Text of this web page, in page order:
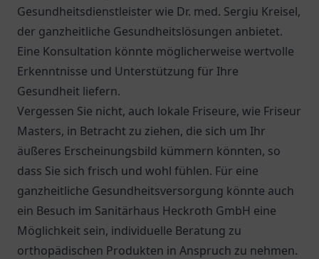
Gesundheitsdienstleister wie Dr. med. Sergiu Kreisel,
der ganzheitliche Gesundheitslösungen anbietet.
Eine Konsultation könnte möglicherweise wertvolle
Erkenntnisse und Unterstützung für Ihre
Gesundheit liefern.
Vergessen Sie nicht, auch lokale Friseure, wie Friseur
Masters, in Betracht zu ziehen, die sich um Ihr
äußeres Erscheinungsbild kümmern könnten, so
dass Sie sich frisch und wohl fühlen. Für eine
ganzheitliche Gesundheitsversorgung könnte auch
ein Besuch im Sanitärhaus Heckroth GmbH eine
Möglichkeit sein, individuelle Beratung zu
orthopädischen Produkten in Anspruch zu nehmen.